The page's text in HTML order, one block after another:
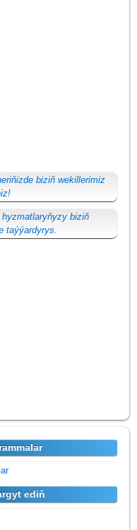
biziň wekillerimiz
biziň
taýýardyrys.
ediň